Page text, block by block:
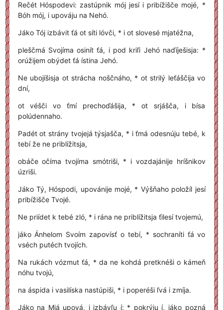
Rečét Hóspodevi: zastúpnik mój jesí i pribížišče mojé, *
Bóh mój, i upováju na Nehó.
Jáko Tój izbávit ťá ot síti lóvči, * i ot slovesé mjatéžna,
pleščmá Svojíma osinít ťá, i pod kriľi Jehó naďíješisja: *
orúžijem obýdet ťá ístina Jehó.
Ne ubojíšisja ot strácha noščnáho, * ot strilý leťáščija vo
dní,
ot véšči vo ťmí prechoďášija, * ot srjášča, i bísa
polúdennaho.
Padét ot strány tvojejá týsjašča, * i ťmá odesnúju tebé, k
tebí že ne priblížitsja,
obáče očíma tvojíma smótriši, * i vozdajánije hríšnikov
úzriši.
Jáko Tý, Hóspodi, upovánije mojé, * Výšňaho položíl jesí
pribížišče Tvojé.
Ne priídet k tebé zló, * i rána ne priblížitsja ťilesí tvojemú,
jáko Ánhelom Svoím zapovísť o tebí, * sochraníti ťá vo
vséch putéch tvojích.
Na rukách vózmut ťá, * da ne kohdá pretknéši o kámeň
nóhu tvojú,
na áspida i vasilíska nastúpiši, * i poperéši ľvá i zmíja.
Jáko na Mjá upová, i izbávľu í: * pokrýju í, jáko pozná